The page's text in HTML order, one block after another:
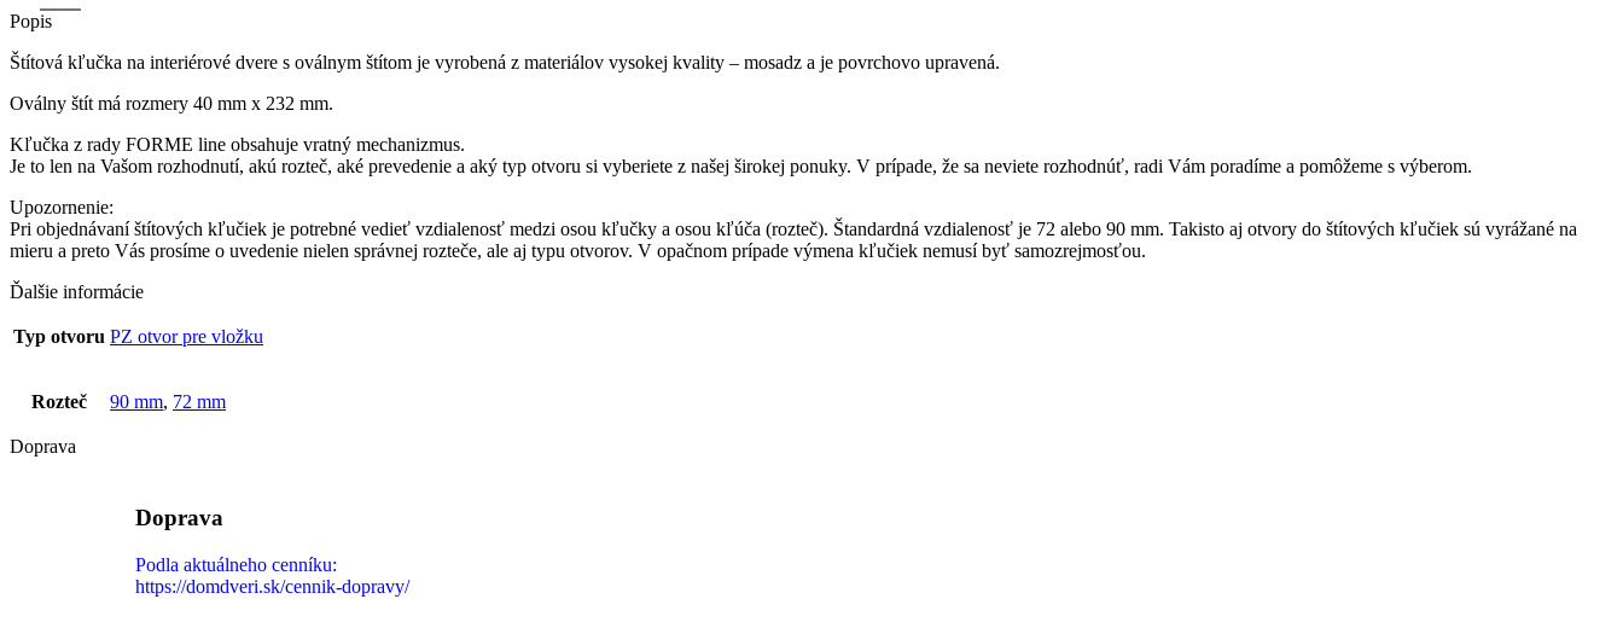
Popis
Štítová kľučka na interiérové dvere s oválnym štítom je vyrobená z materiálov vysokej kvality – mosadz a je povrchovo upravená.
Oválny štít má rozmery 40 mm x 232 mm.
Kľučka z rady FORME line obsahuje vratný mechanizmus.
Je to len na Vašom rozhodnutí, akú rozteč, aké prevedenie a aký typ otvoru si vyberiete z našej širokej ponuky. V prípade, že sa neviete rozhodnúť, radi Vám poradíme a pomôžeme s výberom.
Upozornenie:
Pri objednávaní štítových kľučiek je potrebné vedieť vzdialenosť medzi osou kľučky a osou kľúča (rozteč). Štandardná vzdialenosť je 72 alebo 90 mm. Takisto aj otvory do štítových kľučiek sú vyrážané na
mieru a preto Vás prosíme o uvedenie nielen správnej rozteče, ale aj typu otvorov. V opačnom prípade výmena kľučiek nemusí byť samozrejmosťou.
Ďalšie informácie
Typ otvoru PZ otvor pre vložku
Rozteč 90 mm, 72 mm
Doprava
Doprava
Podla aktuálneho cenníku:
https://domdveri.sk/cennik-dopravy/